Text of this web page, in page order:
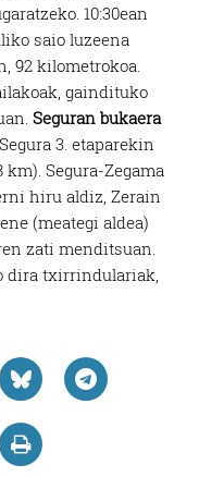
10:30ean
saio luzeena
92 kilometrokoa.
gaindituko
Seguran bukaera
3. etaparekin
Segura-Zegama
hiru aldiz, Zerain
(meategi aldea)
zati menditsuan.
dira txirrindulariak,